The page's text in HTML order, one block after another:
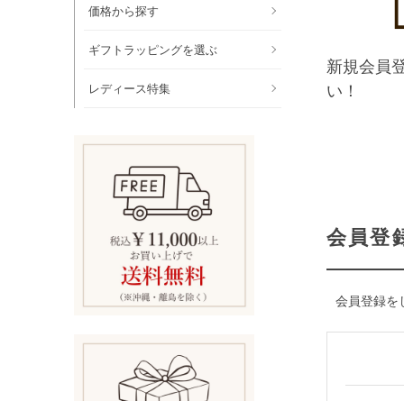
価格から探す
ギフトラッピングを選ぶ
レディース特集
新規会員
い！
会員登
会員登録を